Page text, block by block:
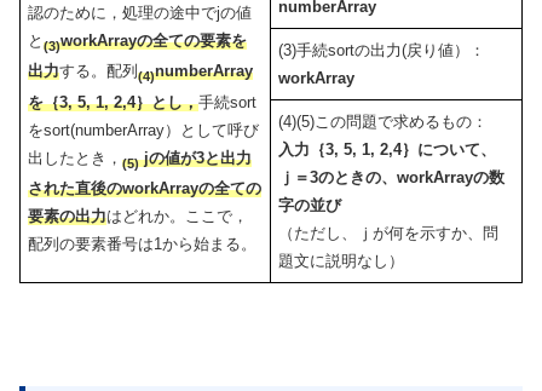
認のために，処理の途中でjの値
と(3)workArrayの全ての要素を
出力する。配列(4)numberArray
を｛3, 5, 1, 2,4｝とし，手続sort
をsort(numberArray）として呼び
出したとき，(5)jの値が3と出力
された直後のworkArrayの全ての
要素の出力はどれか。ここで，
配列の要素番号は1から始まる。
numberArray
(3)手続sortの出力(戻り値）：
workArray
(4)(5)この問題で求めるもの：
入力｛3, 5, 1, 2,4｝について、
ｊ＝3のときの、workArrayの数
字の並び
（ただし、ｊが何を示すか、問
題文に説明なし）